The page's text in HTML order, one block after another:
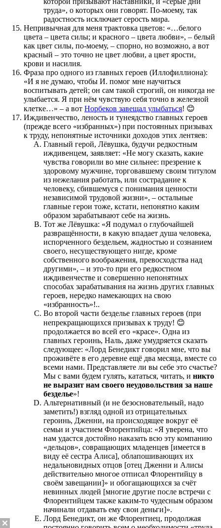
труда», о которых они говорят. По-моему, так
радостность исключает серость мира.
Непривычная для меня трактовка цветов: «…белого
цвета – цвета силы; и красного – цвета любви», – белый
как цвет силы, по-моему, – спорно, но возможно, а вот
красный – это точно не цвет любви, а цвет ярости,
крови и насилия.
Фраза про одного из главных героев (Иллофиллиона):
«И я не думаю, чтобы И. помог мне научиться
воспитывать детей; он сам такой строгий, он никогда не
улыбается. Я при нём чувствую себя точно в железной
клетке…» – а вот Норбеков завещал улыбаться! 😊
Иждивенчество, леность и тунеядство главных героев
(прежде всего «избранных») при постоянных призывах
к труду, непонятные источники доходов этих лентяев:
Главный герой, Лёвушка, будучи редкостным
иждивенцем, заявляет: «Не могу сказать, какие
чувства говорили во мне сильнее: презрение к
здоровому мужчине, торговавшему своим титулом
из нежелания работать, или сострадание к
человеку, сбившемуся с понимания ценности
независимой трудовой жизни», – остальные
главные герои тоже, кстати, непонятно каким
образом зарабатывают себе на жизнь.
Тот же Лёвушка: «Я подумал о глубочайшей
развращённости, в какую впадает душа человека,
испорченного бездельем, жадностью и сознанием
своего, несуществующего нигде, кроме
собственного воображения, превосходства над
другими», – и это-то при его редкостном
иждивенчестве и совершенно непонятных
способах зарабатывания на жизнь других главных
героев, нередко намекающих на свою
«избранность»!..
Во второй части безделье главных героев (при
непрекращающихся призывах к труду! 😊
продолжается во всей его «красе». Одна из
главных героинь, Наль, даже умудряется сказать
следующее: «Лорд Бенедикт говорил мне, что вы
проживёте в его деревне ещё два месяца, вместе со
всеми нами. Представляете ли вы себе это счастье?
Мы с вами будем гулять, кататься, читать, и никто
не выразит нам своего неудовольствия за наше
безделье»!
Альтернативный (и не безосновательный, надо
заметить!) взгляд одной из отрицательных
героинь, Дженни, на происходящее вокруг её
семьи и участием Флорентийца: «Я уверена, что
нам удастся достойно наказать всю эту компанию
«дельцов», совращающих младенцев [имеется в
виду её сестра Алиса], облапошивающих их
недальновидных отцов [отец Дженни и Алисы
действительно многое отписал Флорентийцу в
своём завещании]» и обогащающихся за счёт
невинных людей [многие другие после встречи с
Флорентийцем также каким-то чудесным образом
начинали отдавать ему свои деньги]».
Лорд Бенедикт, он же Флорентиец, продолжая